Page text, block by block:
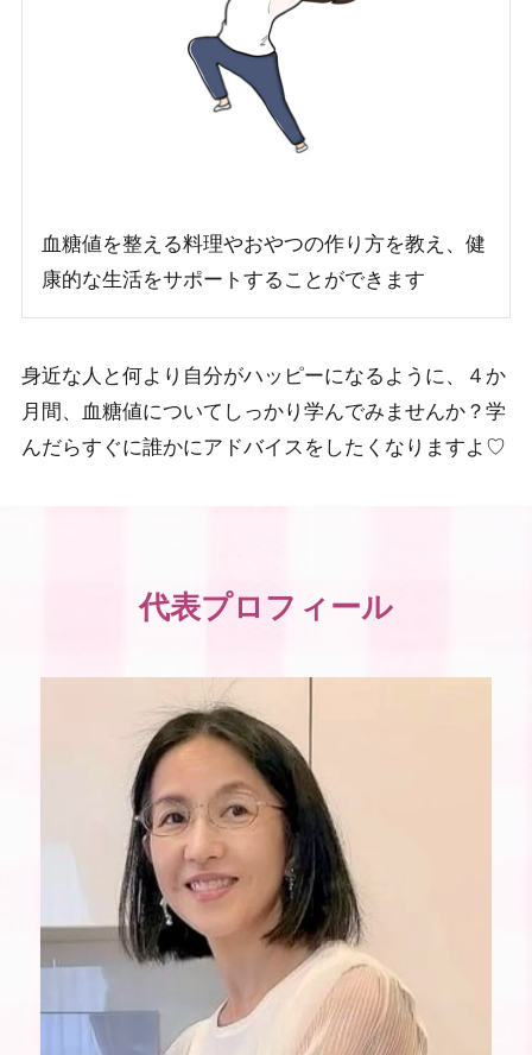
血糖値を整える料理やおやつの作り方を教え、健
康的な生活をサポートすることができます
身近な人と何より自分がハッピーになるように、４か
月間、血糖値についてしっかり学んでみませんか？学
んだらすぐに誰かにアドバイスをしたくなりますよ♡
代表プロフィール